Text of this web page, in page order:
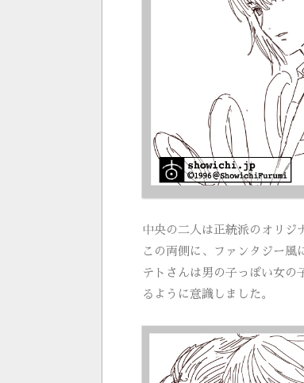
中央の二人は正統派のオリジ
この両側に、ファンタジー風
テトさんは男の子っぽい女の
るように意識しました。